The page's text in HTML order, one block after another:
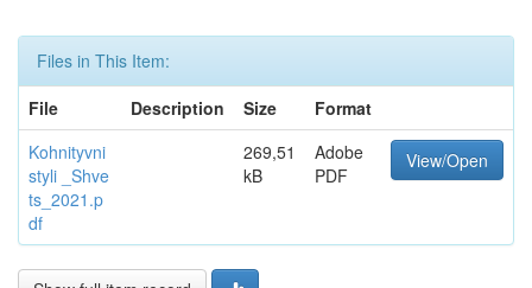
Files in This Item:
File
Description Size
Format
Kohnityvni
styli _Shve
ts_2021.p
df
269,51
kB
Adobe
PDF
View/Open